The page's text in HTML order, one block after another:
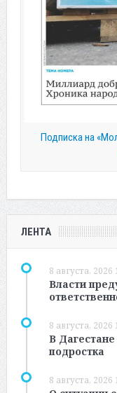
Подписка на
ЛЕНТА
8 августа, 2026
Власти
8 августа, 2026
В
подростка
8 августа, 2026